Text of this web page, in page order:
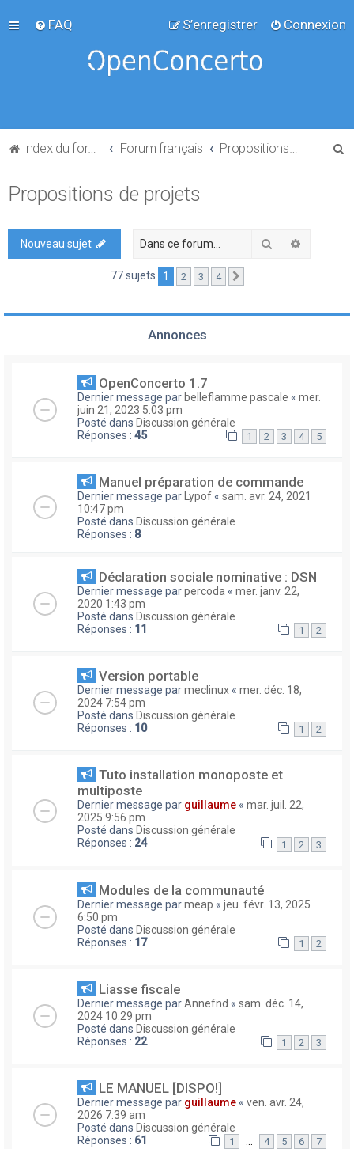
FAQ Connexion
S’enregistrer
Index du forum Forum français
Propositions de projets
Nouveau sujet Rechercher
77 sujets 1 2 3 4
Annonces
OpenConcerto 1.7
Dernier message par belleflamme pascale « mer.
juin 21, 2023 5:03 pm
Posté dans Discussion générale
Réponses : 45 1 2 3 4 5
Manuel préparation de commande
Dernier message par Lypof « sam. avr. 24, 2021
10:47 pm
Posté dans Discussion générale
Réponses : 8
Déclaration sociale nominative : DSN
Dernier message parpercoda « mer. janv. 22,
2020 1:43 pm
Posté dans Discussion générale
Réponses : 11 1 2
Version portable
Dernier message parmeclinux « mer. déc. 18,
2024 7:54 pm
Posté dans Discussion générale
Réponses : 10 1 2
Tuto installation monoposte et
multiposte
Dernier message par guillaume « mar. juil. 22,
2025 9:56 pm
Posté dans Discussion générale
Réponses : 24 1 2 3
Modules de la communauté
Dernier message parmeap « jeu. févr. 13, 2025
6:50 pm
Posté dans Discussion générale
Réponses : 17 1 2
Liasse fiscale
Dernier message parAnnefnd « sam. déc. 14,
2024 10:29 pm
Posté dans Discussion générale
Réponses : 22 1 2 3
LE MANUEL [DISPO!]
Dernier message par guillaume « ven. avr. 24,
2026 7:39 am
Posté dans Discussion générale
Réponses : 61 1 … 4 5 6 7